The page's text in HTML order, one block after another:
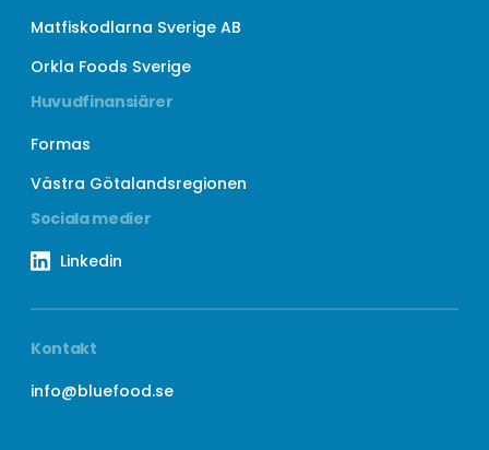
Matfiskodlarna Sverige AB
Orkla Foods Sverige
Huvudfinansiärer
Formas
Västra Götalandsregionen
Sociala medier
Linkedin
Kontakt
info@bluefood.se